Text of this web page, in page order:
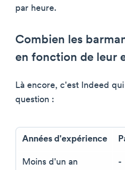
par heure.
Combien les
en fonction de leur
Là encore, c'est Indeed
question :
Années d'expérience
Moins d'un an -